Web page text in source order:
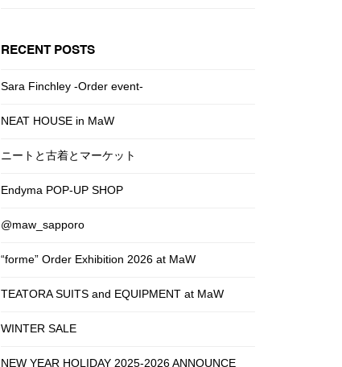
RECENT POSTS
Sara Finchley -Order event-
NEAT HOUSE in MaW
ニートと古着とマーケット
Endyma POP-UP SHOP
@maw_sapporo
“forme” Order Exhibition 2026 at MaW
TEATORA SUITS and EQUIPMENT at MaW
WINTER SALE
NEW YEAR HOLIDAY 2025-2026 ANNOUNCE